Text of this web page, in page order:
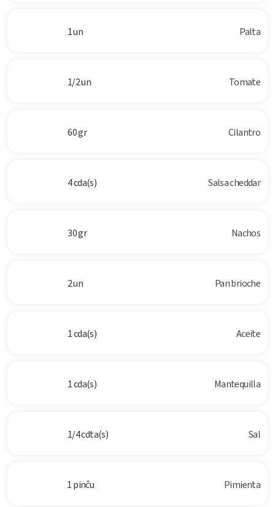
1 un Palta
1/2 un Tomate
60 gr Cilantro
4 cda(s) Salsa cheddar
30 gr Nachos
2 un Pan brioche
1 cda(s) Aceite
1 cda(s) Mantequilla
1/4 cdta(s) Sal
1 pinĉu Pimienta